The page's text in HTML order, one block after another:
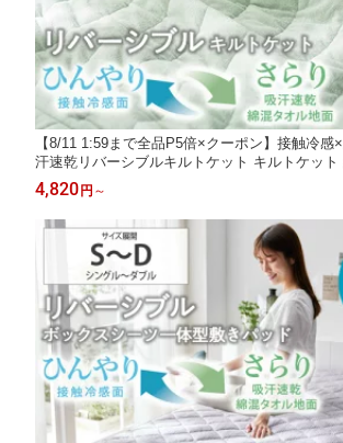
【8/11 1:59まで全品P5倍×クーポン】接触冷感
汗速乾リバーシブルキルトケット キルトケッ
タオルケット クールケット 大人気 冷感ひんや
さ対策 ファミリー 一人暮らし 洗い替え ニッセ
4,820 円 ～